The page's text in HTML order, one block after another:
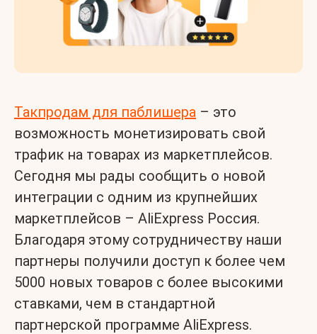
Такпродам для паблишера – это
возможность монетизировать свой
трафик на товарах из маркетплейсов.
Сегодня мы рады сообщить о новой
интеграции с одним из крупнейших
маркетплейсов – AliExpress Россия.
Благодаря этому сотрудничеству наши
партнеры получили доступ к более чем
5000 новых товаров с более высокими
ставками, чем в стандартной
партнерской программе AliExpress.